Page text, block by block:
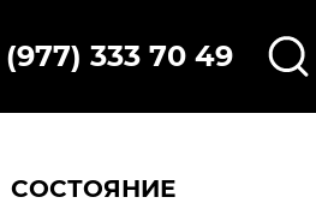
(977) 333 70 49
СОСТОЯНИЕ